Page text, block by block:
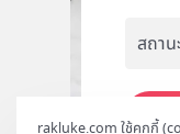
rakluke.com ใช้คุกกี้